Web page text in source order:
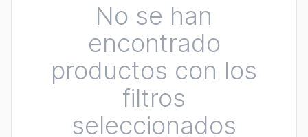
No se han
encontrado
productos con los
filtros
seleccionados